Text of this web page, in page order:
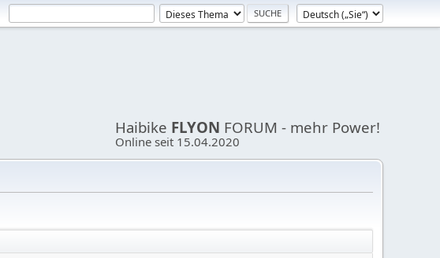
Haibike FLYON FORUM - mehr Power!
Online seit 15.04.2020